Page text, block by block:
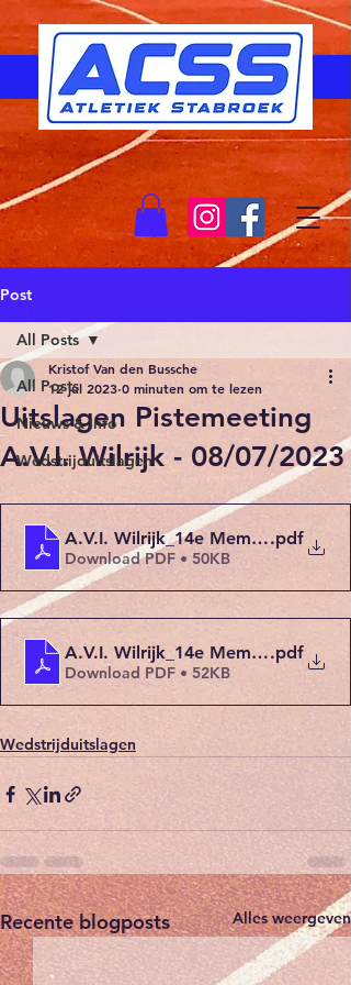
Post
All Posts
Nieuws & Info
Wedstrijduitslagen
All Posts
Uitslagen Pistemeeting
A.V.I. Wilrijk - 08/07/2023
Kristof Van den Bussche
12 jul 2023 0 minuten om te lezen
A.V.I. Wilrijk_14e Mem.Robert
.pdf
Download PDF • 50KB
A.V.I. Wilrijk_14e Mem.Robert
.pdf
Download PDF • 52KB
Wedstrijduitslagen
Recente blogposts Alles weergeven